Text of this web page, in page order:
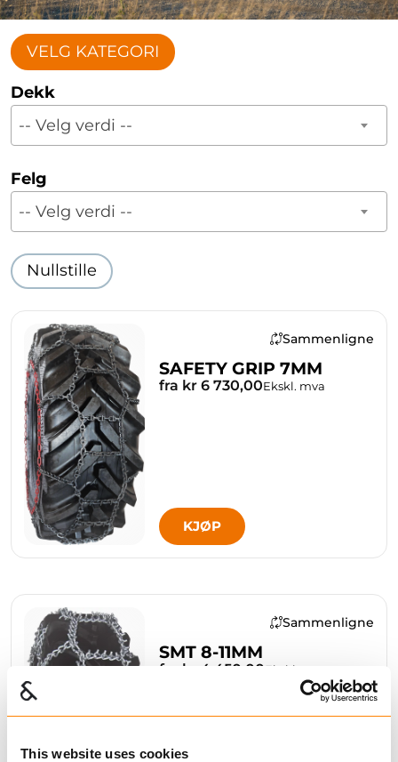
This website uses cookies
VELG KATEGORI
Dekk
-- Velg verdi --
Felg
-- Velg verdi --
Nullstille
Sammenligne
SAFETY GRIP 7MM
fra kr 6 730,00Ekskl. mva
KJØP
Sammenligne
SMT 8-11MM
fra kr 4 450,00Ekskl. mva